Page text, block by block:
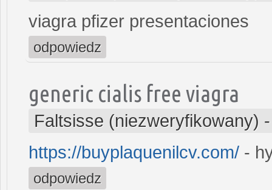
viagra pfizer presentaciones
odpowiedz
generic cialis free viagra
Faltsisse (niezweryfikowany)
https://buyplaquenilcv.com/ -
odpowiedz